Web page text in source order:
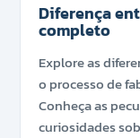
Diferença
completo
Explore as
o processo de
Conheça as
curiosidades